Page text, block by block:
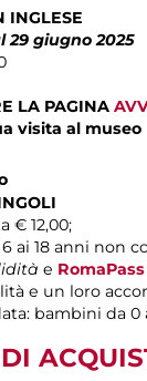
INGLESE
29 giugno 2025
LA PAGINA
visita al museo
€ 12,00;
ai 18 anni non
e RomaPass
e un loro
bambini da 0